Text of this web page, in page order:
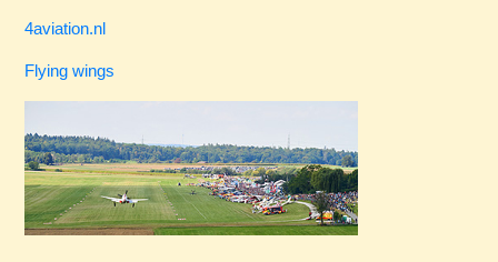
4aviation.nl
Flying wings